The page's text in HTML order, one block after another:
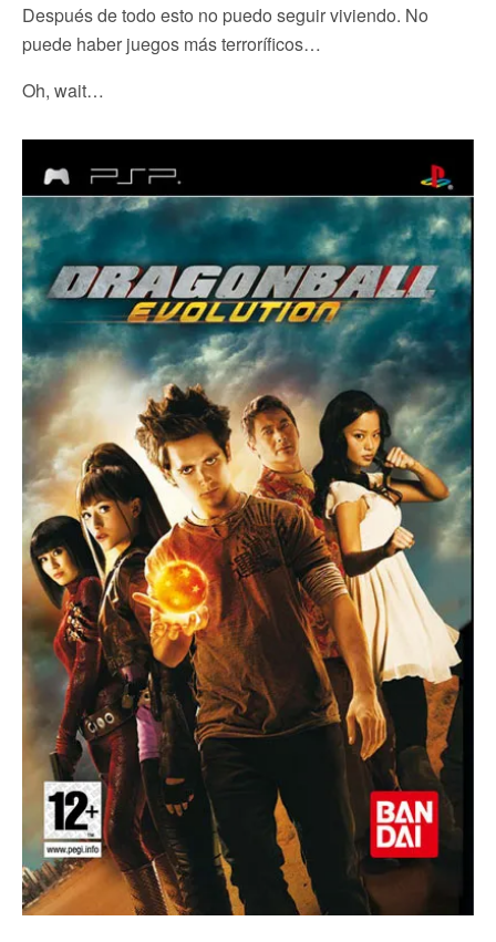
Después de todo esto no puedo seguir viviendo. No
puede haber juegos más terroríficos…
Oh, wait…